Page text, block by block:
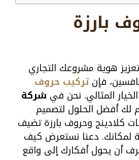
بارزة
هوية مشروعك التجاري
فإن تركيب حروف
المثالي. نحن في شركة
لك أفضل الحلول لتصميم
كلادينج وحروف بارزة تضيف
لمكانك. دعنا نستعرض كيف
أن يحول أفكارك إلى واقع